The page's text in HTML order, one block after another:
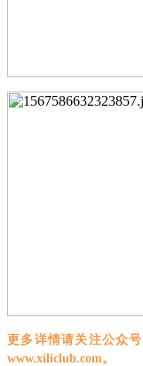
更多详情请关注公众号
www.xiliclub.com。